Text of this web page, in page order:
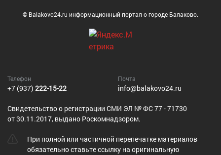
© Balakovo24.ru информационный портал о городе Балаково.
Телефон
+7 (937) 222-15-22
Почта
info@balakovo24.ru
Cвидетельство о регистрации СМИ ЭЛ № ФС 77 - 71730
от 30.11.2017, выдано Роскомнадзором.
При полной или частичной перепечатке материалов
обязательно ставьте ссылку на оригинальную